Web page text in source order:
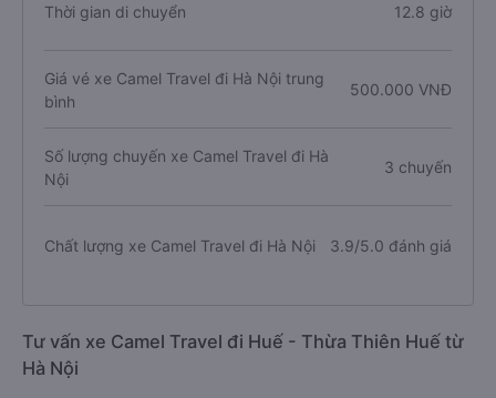
Thời gian di chuyển 12.8 giờ
Giá vé xe Camel Travel đi Hà Nội trung
bình
500.000 VNĐ
Số lượng chuyến xe Camel Travel đi Hà
Nội
3 chuyến
Chất lượng xe Camel Travel đi Hà Nội 3.9/5.0 đánh giá
Tư vấn xe Camel Travel đi Huế - Thừa Thiên Huế từ
Hà Nội